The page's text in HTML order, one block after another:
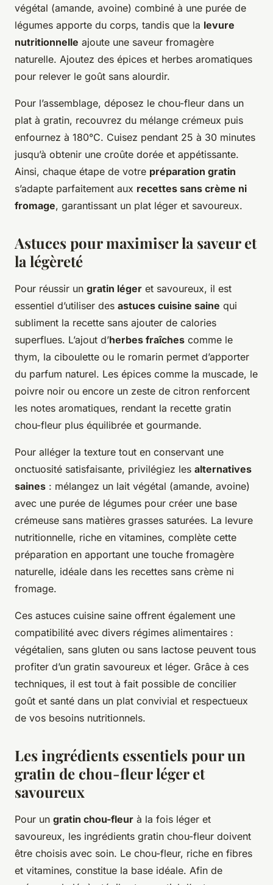
végétal (amande, avoine) combiné à une purée de
légumes apporte du corps, tandis que la levure
nutritionnelle ajoute une saveur fromagère
naturelle. Ajoutez des épices et herbes aromatiques
pour relever le goût sans alourdir.
Pour l’assemblage, déposez le chou-fleur dans un
plat à gratin, recouvrez du mélange crémeux puis
enfournez à 180°C. Cuisez pendant 25 à 30 minutes
jusqu’à obtenir une croûte dorée et appétissante.
Ainsi, chaque étape de votre préparation gratin
s’adapte parfaitement aux recettes sans crème ni
fromage, garantissant un plat léger et savoureux.
Astuces pour maximiser la saveur et
la légèreté
Pour réussir un gratin léger et savoureux, il est
essentiel d’utiliser des astuces cuisine saine qui
subliment la recette sans ajouter de calories
superflues. L’ajout d’herbes fraîches comme le
thym, la ciboulette ou le romarin permet d’apporter
du parfum naturel. Les épices comme la muscade, le
poivre noir ou encore un zeste de citron renforcent
les notes aromatiques, rendant la recette gratin
chou-fleur plus équilibrée et gourmande.
Pour alléger la texture tout en conservant une
onctuosité satisfaisante, privilégiez les alternatives
saines : mélangez un lait végétal (amande, avoine)
avec une purée de légumes pour créer une base
crémeuse sans matières grasses saturées. La levure
nutritionnelle, riche en vitamines, complète cette
préparation en apportant une touche fromagère
naturelle, idéale dans les recettes sans crème ni
fromage.
Ces astuces cuisine saine offrent également une
compatibilité avec divers régimes alimentaires :
végétalien, sans gluten ou sans lactose peuvent tous
profiter d’un gratin savoureux et léger. Grâce à ces
techniques, il est tout à fait possible de concilier
goût et santé dans un plat convivial et respectueux
de vos besoins nutritionnels.
Les ingrédients essentiels pour un
gratin de chou-fleur léger et
savoureux
Pour un gratin chou-fleur à la fois léger et
savoureux, les ingrédients gratin chou-fleur doivent
être choisis avec soin. Le chou-fleur, riche en fibres
et vitamines, constitue la base idéale. Afin de